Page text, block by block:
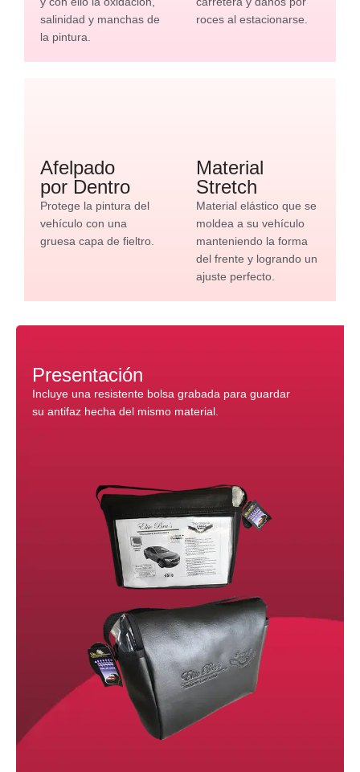
salinidad y manchas de
la pintura.
roces al estacionarse.
Afelpado
por Dentro
Protege la pintura del
vehículo con una
gruesa capa de fieltro.
Material
Stretch
Material elástico que se
moldea a su vehículo
manteniendo la forma
del frente y logrando un
ajuste perfecto.
Presentación
Incluye una resistente bolsa grabada para guardar
su antifaz hecha del mismo material.